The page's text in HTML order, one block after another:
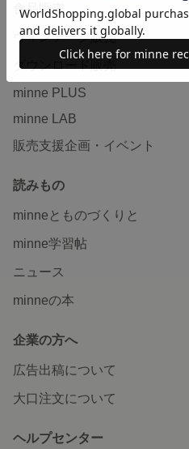
食品販売
ヴィンテージ販売
ダウンロード販売
minne PLUS
minne LAB
販売支援企画・イベント
読みもの
minneとものづくりと
minne学習帖
ニュース
minneの本
企業の方へ
広告出稿について
大口注文について
ヘルプセンター